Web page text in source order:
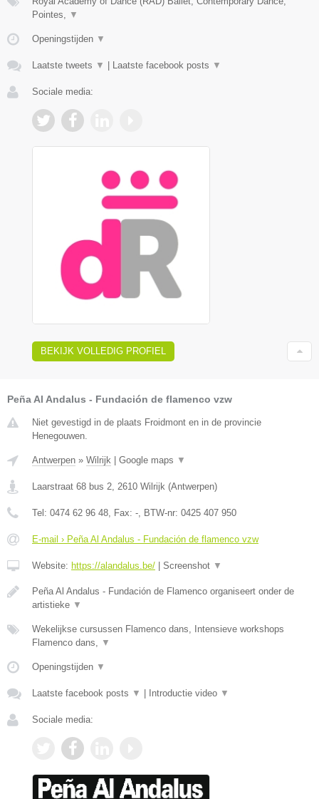
Pointes,
▼
Openingstijden ▼
Laatste tweets ▼ | Laatste facebook posts ▼
Sociale media:
BEKIJK VOLLEDIG PROFIEL
Peña Al Andalus - Fundación de flamenco vzw
Niet gevestigd in de plaats Froidmont en in de provincie
Henegouwen.
Antwerpen » Wilrijk | Google maps ▼
Laarstraat 68 bus 2 2610 Wilrijk (Antwerpen)
Tel: 0474 62 96 48 , Fax: - , BTW-nr: 0425 407 950
E-mail › Peña Al Andalus - Fundación de flamenco vzw
Website: https://alandalus.be/ | Screenshot ▼
Peña Al Andalus - Fundación de Flamenco organiseert onder de
artistieke ▼
Wekelijkse cursussen Flamenco dans, Intensieve workshops
Flamenco dans,
▼
Openingstijden ▼
Laatste facebook posts ▼ | Introductie video ▼
Sociale media: